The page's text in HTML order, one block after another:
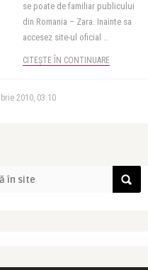
se poate de familiar publicului
din Romania – Zara. Inainte sa
accesez site-ul oficial ..
CITEȘTE ÎN CONTINUARE
2010, 03:10